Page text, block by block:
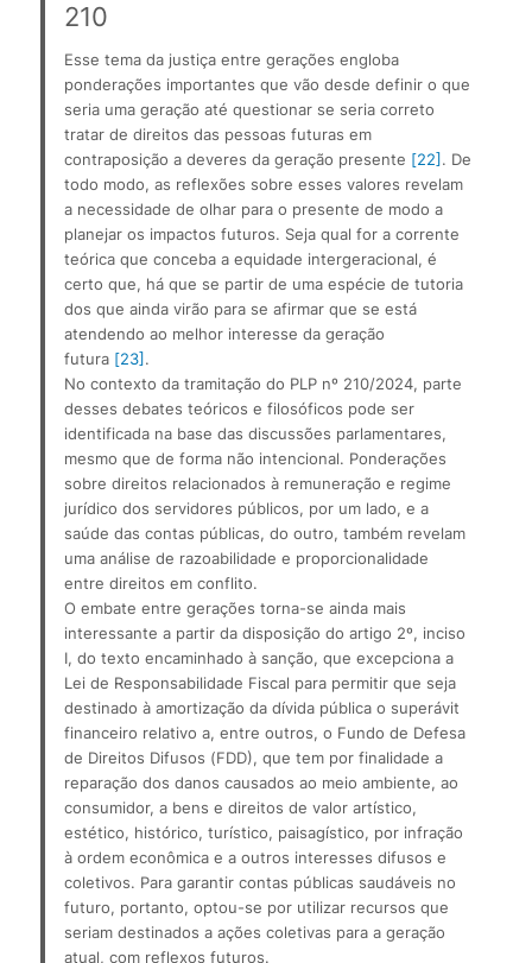
210
Esse tema da justiça entre gerações engloba
ponderações importantes que vão desde definir o que
seria uma geração até questionar se seria correto
tratar de direitos das pessoas futuras em
contraposição a deveres da geração presente [22] . De
todo modo, as reflexões sobre esses valores revelam
a necessidade de olhar para o presente de modo a
planejar os impactos futuros. Seja qual for a corrente
teórica que conceba a equidade intergeracional, é
certo que, há que se partir de uma espécie de tutoria
dos que ainda virão para se afirmar que se está
atendendo ao melhor interesse da geração
futura [23] .
No contexto da tramitação do PLP nº 210/2024, parte
desses debates teóricos e filosóficos pode ser
identificada na base das discussões parlamentares,
mesmo que de forma não intencional. Ponderações
sobre direitos relacionados à remuneração e regime
jurídico dos servidores públicos, por um lado, e a
saúde das contas públicas, do outro, também revelam
uma análise de razoabilidade e proporcionalidade
entre direitos em conflito.
O embate entre gerações torna-se ainda mais
interessante a partir da disposição do artigo 2º, inciso
I, do texto encaminhado à sanção, que excepciona a
Lei de Responsabilidade Fiscal para permitir que seja
destinado à amortização da dívida pública o superávit
financeiro relativo a, entre outros, o Fundo de Defesa
de Direitos Difusos (FDD), que tem por finalidade a
reparação dos danos causados ao meio ambiente, ao
consumidor, a bens e direitos de valor artístico,
estético, histórico, turístico, paisagístico, por infração
à ordem econômica e a outros interesses difusos e
coletivos. Para garantir contas públicas saudáveis no
futuro, portanto, optou-se por utilizar recursos que
seriam destinados a ações coletivas para a geração
atual, com reflexos futuros.